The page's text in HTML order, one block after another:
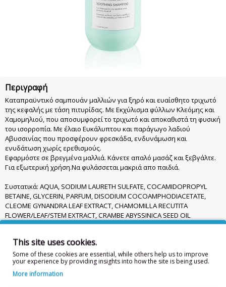
Περιγραφή
Καταπραϋντικό σαμπουάν μαλλιών για ξηρό και ευαίσθητο τριχωτό
της κεφαλής με τάση πιτυρίδας. Με Εκχύλισμα φύλλων Κλεόμης και
Χαμομηλιού, που αποσυμφορεί το τριχωτό και αποκαθιστά τη φυσική
του ισορροπία. Με έλαιο Ευκάλυπτου και παράγωγο λαδιού
Αβυσσινίας που προσφέρουν φρεσκάδα, ενδυνάμωση και
ενυδάτωση χωρίς ερεθισμούς.
Εφαρμόστε σε βρεγμένα μαλλιά. Κάνετε απαλό μασάζ και ξεβγάλτε.
Για εξωτερική χρήση.Να φυλάσσεται μακριά απο παιδιά.
Συστατικά: AQUA, SODIUM LAURETH SULFATE, COCAMIDOPROPYL
BETAINE, GLYCERIN, PARFUM, DISODIUM COCOAMPHODIACETATE,
CLEOME GYNANDRA LEAF EXTRACT, CHAMOMILLA RECUTITA
FLOWER/LEAF/STEM EXTRACT, CRAMBE ABYSSINICA SEED OIL
PHYTOSTEROL ESTERS, HELIANTHUS ANNUUS HYBRID OIL, ALOE
ACID, GUAR HYDROXYPROPYLTRIMONIUM CHLORIDE, GLYCOL
DISTEARATE, PROPANEDIOL, PPG-5-CETETH-20, DIMETHICONE,
ACRYLATES/C10-30 ALKYL ACRYLATE CROSSPOLYMER, PEG-7
GLYCERYL COCOATE, SODIUM HYDROXIDE, PEG-90 GLYCERYL
This site uses cookies.
Some of these cookies are essential, while others help us to improve
your experience by providing insights into how the site is being used.
More information